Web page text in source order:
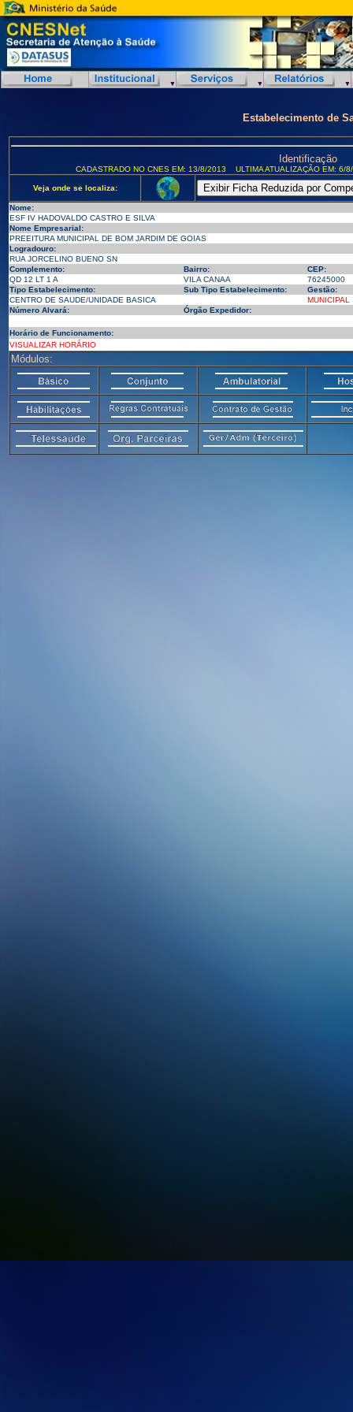
Estabelecimento de
Identificação
CADASTRADO NO CNES EM: 13/8/2013 ULTIMA ATUALIZAÇÃO EM:
Veja onde se localiza:
Nome:
ESF IV HADOVALDO CASTRO E SILVA
Nome Empresarial:
PREEITURA MUNICIPAL DE BOM JARDIM DE GOIAS
Logradouro:
RUA JORCELINO BUENO SN
Complemento:
Bairro:
CEP:
QD 12 LT 1 A
VILA CANAA
76245000
Tipo Estabelecimento:
Sub Tipo Estabelecimento:
Gestão:
CENTRO DE SAUDE/UNIDADE BASICA
MUNICIPAL
Número Alvará:
Órgão Expedidor:
Horário de Funcionamento:
VISUALIZAR HORÁRIO
Módulos: